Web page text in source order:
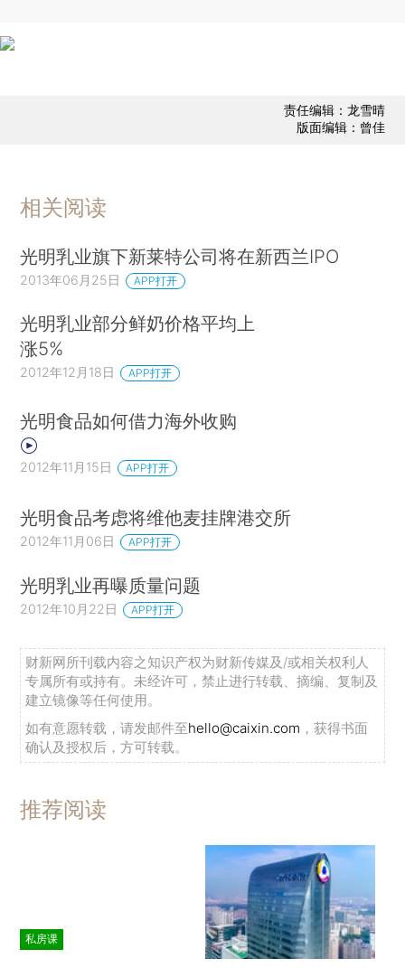
责任编辑：龙雪晴
版面编辑：曾佳
相关阅读
光明乳业旗下新莱特公司将在新西兰IPO
2013年06月25日 APP打开
光明乳业部分鲜奶价格平均上
涨5%
2012年12月18日 APP打开
光明食品如何借力海外收购
2012年11月15日 APP打开
光明食品考虑将维他麦挂牌港交所
2012年11月06日 APP打开
光明乳业再曝质量问题
2012年10月22日 APP打开
财新网所刊载内容之知识产权为财新传媒及/或相关权利人
专属所有或持有。未经许可，禁止进行转载、摘编、复制及
建立镜像等任何使用。
如有意愿转载，请发邮件至hello@caixin.com ，获得书面
确认及授权后，方可转载。
推荐阅读
私房课